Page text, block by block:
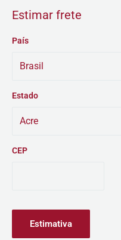
Estimar frete
País
Estado
CEP
Estimativa